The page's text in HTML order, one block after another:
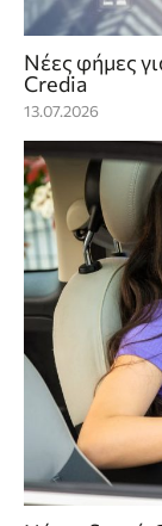
Νέες φήμες
Credia
13.07.2026